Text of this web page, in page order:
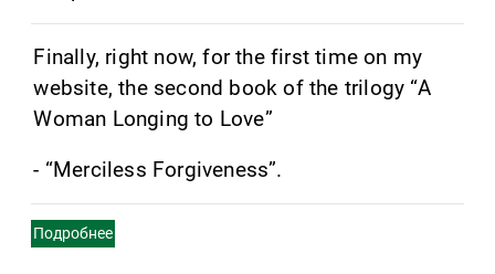
Finally, right now, for the first time on my
website, the second book of the trilogy “A
Woman Longing to Love”
- “Merciless Forgiveness”.
Подробнее